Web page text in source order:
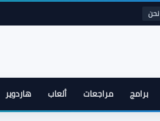
برامج مراجعات ألعاب هاردوير